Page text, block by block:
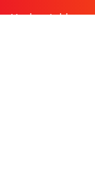
Veelgestelde